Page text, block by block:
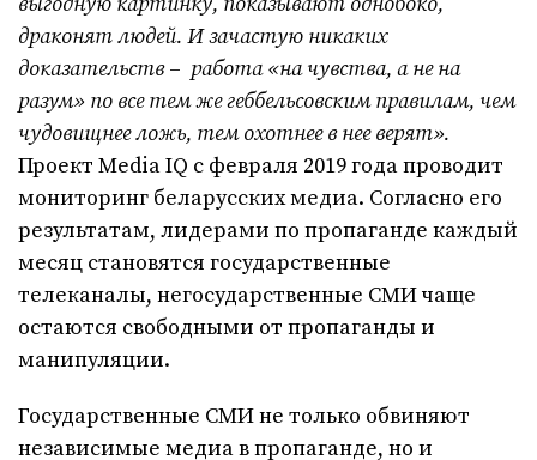
драконят людей. И зачастую никаких
доказательств– работа «на чувства, а не на
разум» по все тем же геббельсовским правилам, чем
чудовищнее ложь, тем охотнее в нее верят».
Проект Media IQ с февраля 2019 года проводит
мониторинг беларусских медиа. Согласно его
результатам, лидерами по пропаганде каждый
месяц становятся государственные
телеканалы, негосударственные СМИ чаще
остаются свободными от пропаганды и
манипуляции.
Государственные СМИ не только обвиняют
независимые медиа в пропаганде, но и